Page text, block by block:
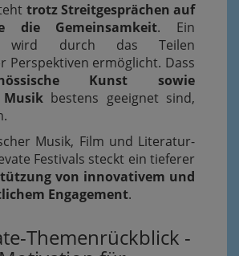
trotz Streitgesprächen auf
die Gemeinsamkeit. Ein
wird durch das Teilen
Perspektiven ermöglicht. Dass
Kunst sowie
bestens geeignet sind,
Musik, Film und Literatur-
Festivals steckt ein tieferer
von innovativem und
Engagement.
Themenrückblick -